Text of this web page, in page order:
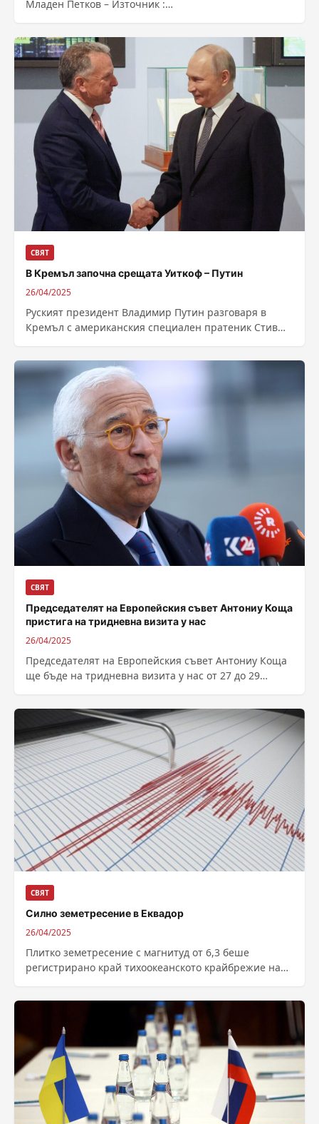
Младен Петков – Източник :
za-primirie-mejdu-rusia-i-ukraina
СВЯТ
В Кремъл започна срещата Уиткоф – Путин
26/04/2025
Руският президент Владимир Путин разговаря в
Кремъл с американския специален пратеник Стив
Песков, цитиран...
СВЯТ
Председателят на Европейския съвет Антониу Коща
пристига на тридневна визита у нас
26/04/2025
Председателят на Европейския съвет Антониу Коща
ще бъде на тридневна визита у нас от 27 до 29
СВЯТ
Силно земетресение в Еквадор
26/04/2025
Плитко земетресение с магнитуд от 6,3 беше
регистрирано край тихоокеанското крайбрежие на
съобщи...